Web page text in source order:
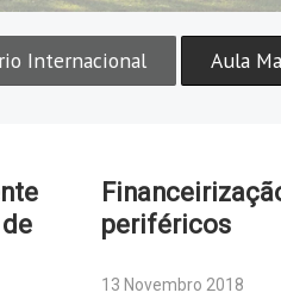
Internacional Aula
periféricos
13 Novembro 2018